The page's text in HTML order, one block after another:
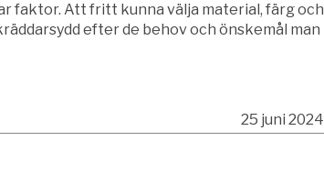
faktor. Att fritt kunna välja material, färg och
efter de behov och önskemål man
25 juni 2024